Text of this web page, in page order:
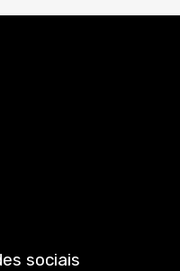
sociais